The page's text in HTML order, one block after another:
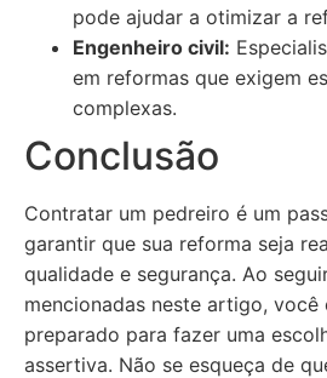
pode ajudar a otimizar a
Engenheiro civil:
em reformas que exigem
complexas.
Conclusão
Contratar um pedreiro é um
garantir que sua reforma seja
qualidade e segurança. Ao
mencionadas neste artigo, você
preparado para fazer uma
assertiva. Não se esqueça de